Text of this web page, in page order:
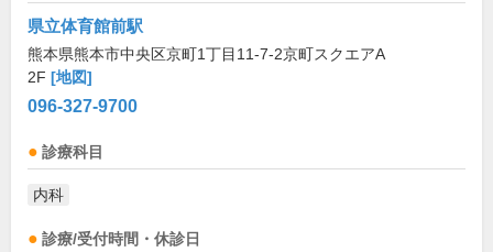
県立体育館前駅
熊本県熊本市中央区京町1丁目11-7-2京町スクエアA
2F [地図]
096-327-9700
診療科目
内科
診療/受付時間・休診日